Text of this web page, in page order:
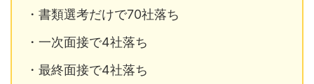
・書類選考だけで70社落ち
・一次面接で4社落ち
・最終面接で4社落ち